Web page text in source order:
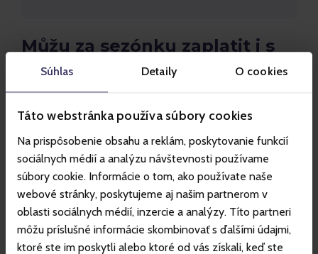
Súhlas Detaily O cookies
Táto webstránka používa súbory cookies
Na prispôsobenie obsahu a reklám, poskytovanie funkcií
sociálnych médií a analýzu návštevnosti používame
súbory cookie. Informácie o tom, ako používate naše
webové stránky, poskytujeme aj našim partnerom v
oblasti sociálnych médií, inzercie a analýzy. Títo partneri
môžu príslušné informácie skombinovať s ďalšími údajmi,
ktoré ste im poskytli alebo ktoré od vás získali, keď ste
Můžu za sezónku zaplatit i s
goX?
Ano. Platbu lze kombinovat — část uhradíte
nasbíraným goX a zbytek doplatíte jinou
sezónku do košíku a v posledním kroku
vybrat možnost „Zaplatit s goX“.